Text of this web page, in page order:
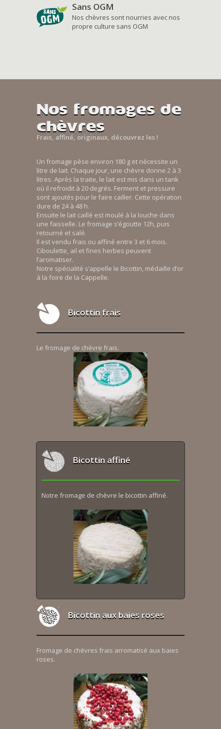
Sans OGM
Nos chèvres sont nourries avec nos
propre culture sans OGM
Nos fromages de
chèvres
Frais, affiné, originaux, découvrez les !
Un fromage pèse environ 180 g et nécessite un
litre de lait. Chaque jour, une chèvre donne 2 à 3
litres. Après la traite, le lait est mis dans un tank
où il refroidit à 20 degrés. Ferment et pressure
sont ajoutés pour le faire cailler. Cette opération
dure de 24 à 48 h.
Ensuite le lait caillé est moulé à la louche dans
une faisselle. Le fromage s’égoutte 12h, puis
retourné et salé.
Il est vendu frais ou affiné entre 3 et 6 mois.
Ciboulette, ail et fines herbes peuvent
l’aromatiser.
Notre spécialité s’appelle le Bicottin, médaille d’or
à la foire de la Cappelle.
Bicottin frais
Le fromage de chèvre frais.
Bicottin affiné
Notre fromage de chèvre le bicottin affiné.
Bicottin aux baies roses
Fromage de chèvres frais arromatisé aux baies
roses.